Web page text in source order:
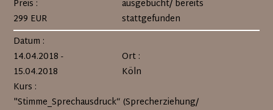
Preis :
299 EUR
ausgebucht/ bereits
stattgefunden
Datum :
14.04.2018 -
15.04.2018
Ort :
Köln
Kurs :
"Stimme_Sprechausdruck“ (Sprecherziehung/